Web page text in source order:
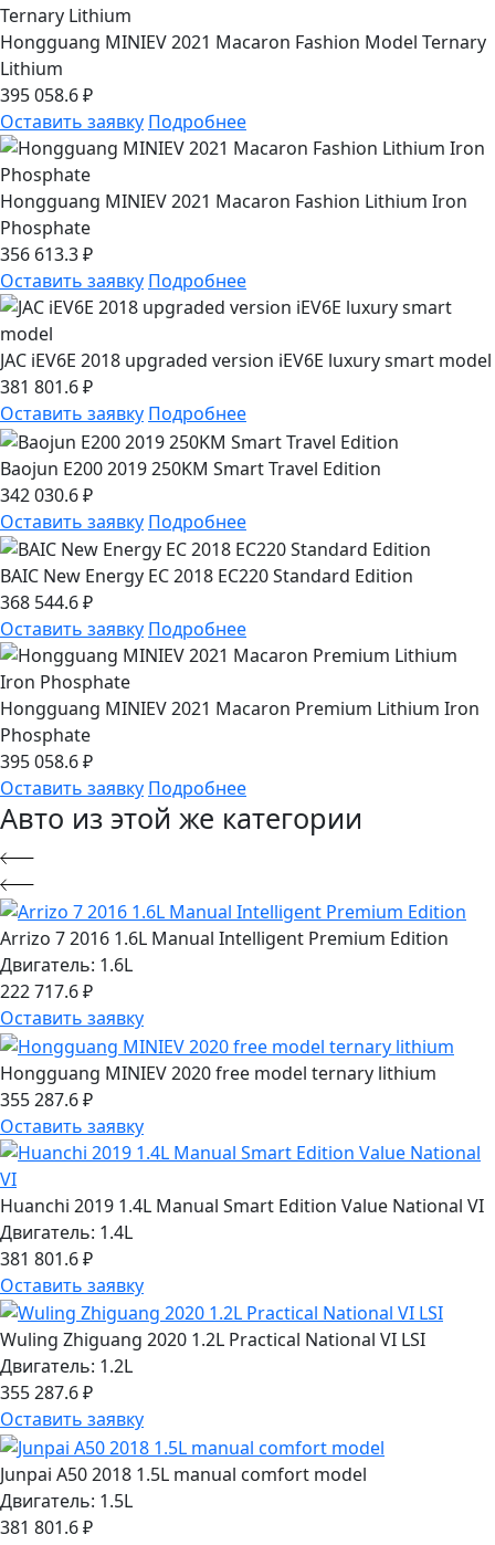
Hongguang MINIEV 2021 Macaron Fashion Model Ternary
Lithium
395 058.6 ₽
Оставить заявку Подробнее
Hongguang MINIEV 2021 Macaron Fashion Lithium Iron
Phosphate
356 613.3 ₽
Оставить заявку Подробнее
JAC iEV6E 2018 upgraded version iEV6E luxury smart model
381 801.6 ₽
Оставить заявку Подробнее
Baojun E200 2019 250KM Smart Travel Edition
342 030.6 ₽
Оставить заявку Подробнее
BAIC New Energy EC 2018 EC220 Standard Edition
368 544.6 ₽
Оставить заявку Подробнее
Hongguang MINIEV 2021 Macaron Premium Lithium Iron
Phosphate
395 058.6 ₽
Оставить заявку Подробнее
Авто из этой же категории
Arrizo 7 2016 1.6L Manual Intelligent Premium Edition
Двигатель: 1.6L
222 717.6 ₽
Оставить заявку
Hongguang MINIEV 2020 free model ternary lithium
355 287.6 ₽
Оставить заявку
Huanchi 2019 1.4L Manual Smart Edition Value National VI
Двигатель: 1.4L
381 801.6 ₽
Оставить заявку
Wuling Zhiguang 2020 1.2L Practical National VI LSI
Двигатель: 1.2L
355 287.6 ₽
Оставить заявку
Junpai A50 2018 1.5L manual comfort model
Двигатель: 1.5L
381 801.6 ₽